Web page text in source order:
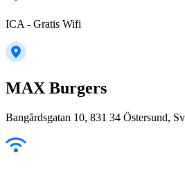
ICA - Gratis Wifi
MAX Burgers
Bangårdsgatan 10, 831 34 Östersund,